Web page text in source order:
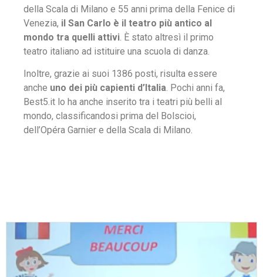
della Scala di Milano e 55 anni prima della Fenice di
Venezia, il San Carlo è il teatro più antico al
mondo tra quelli attivi . È stato altresì il primo
teatro italiano ad istituire una scuola di danza.
Inoltre, grazie ai suoi 1386 posti, risulta essere
anche uno dei più capienti d’Italia. Pochi anni fa,
Best5.it lo ha anche inserito tra i teatri più belli al
mondo, classificandosi prima del Bolscioi,
dell’Opéra Garnier e della Scala di Milano.